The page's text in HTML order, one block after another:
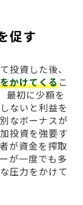
促す
投資した後、
かけてくるこ
初に少額を
ないと利益を
なボーナスが
投資を強要す
が資金を搾取
が一度でも多
圧力をかけて